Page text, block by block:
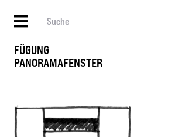
FÜGUNG
PANORAMAFENSTER